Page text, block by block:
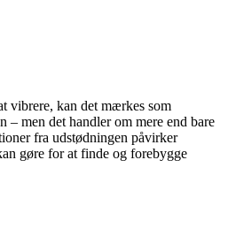
vibrere, kan det mærkes som
– men det handler om mere end bare
fra udstødningen påvirker
gøre for at finde og forebygge